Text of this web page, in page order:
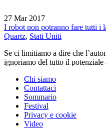
27 Mar 2017
I robot non potranno fare tutti i
Quartz, Stati Uniti
Se ci limitiamo a dire che
ignoriamo del tutto il
Chi siamo
Contattaci
Sommario
Festival
Privacy e cookie
Video